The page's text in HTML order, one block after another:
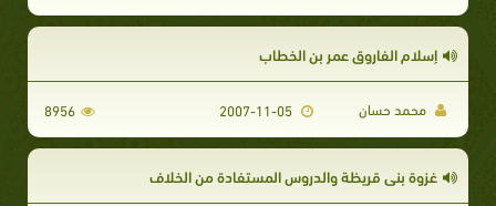
إسلام الفاروق عمر بن الخطاب
محمد حسان 8956
غزوة بنى قريظة والدروس المستفادة من الخلاف